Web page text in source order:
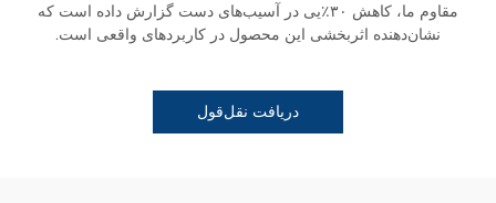
مقاوم ما، کاهش ۳۰٪یی در آسیب‌های دست گزارش داده است که
نشان‌دهنده اثربخشی این محصول در کاربردهای واقعی است.
دریافت نقل‌قول